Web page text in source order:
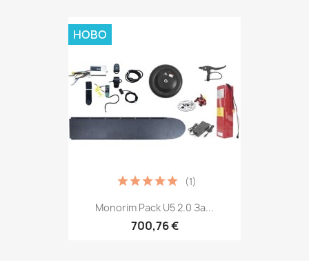
Monorim Pack U5 2.0 За...
700,76 €
(1)
НОВО